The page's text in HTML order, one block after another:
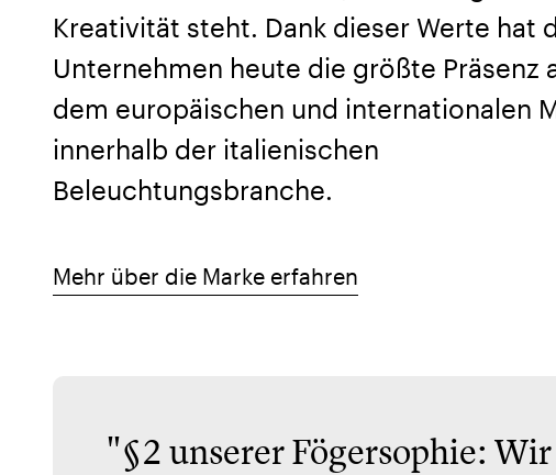
Kreativität steht. Dank dieser Werte hat
Unternehmen heute die größte Präsenz
dem europäischen und internationalen
innerhalb der italienischen
Beleuchtungsbranche.
Mehr über die Marke erfahren
"§2 unserer Fögersophie: